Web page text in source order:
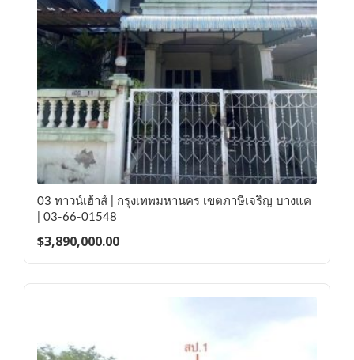
03 ทาวน์เฮ้าส์ | กรุงเทพมหานคร เขตภาษีเจริญ บางแค
| 03-66-01548
$3,890,000.00